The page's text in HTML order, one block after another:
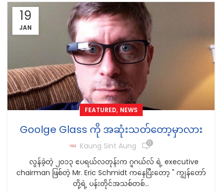
19
JAN
FEATURED, NEWS
Goolge Glass ကို အဆုံးသတ်တော့မှာလား
Kaung Sint Aung 0
လွန်ခဲ့တဲ့ ၂၀၁၃ ဧပရယ်လတုန်းက ဂူဂယ်လ် ရဲ့ executive
chairman ဖြစ်တဲ့ Mr. Eric Schmidt ကနေပြီးတော့ " ကျွန်တော်
တို့ရဲ့ ပန်းတိုင်အသစ်တစ်...